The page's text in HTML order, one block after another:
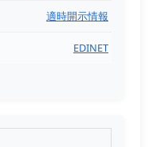
適時開示情報
EDINET